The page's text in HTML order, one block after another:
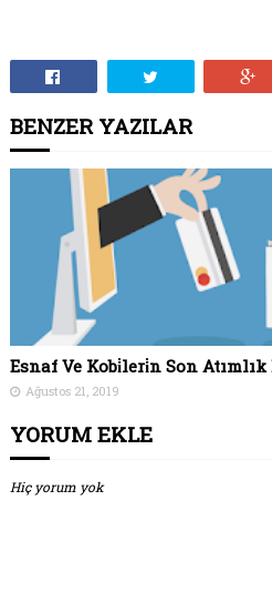
BENZER YAZILAR
Esnaf Ve Kobi̇leri̇n Son
Ağustos 21, 2019
YORUM EKLE
Hiç yorum yok